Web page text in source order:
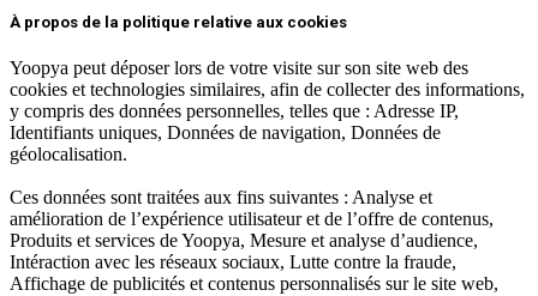
À propos de la politique relative aux cookies
Yoopya peut déposer lors de votre visite sur son site web des
cookies et technologies similaires, afin de collecter des informations,
y compris des données personnelles, telles que : Adresse IP,
Identifiants uniques, Données de navigation, Données de
géolocalisation.
Ces données sont traitées aux fins suivantes : Analyse et
amélioration de l’expérience utilisateur et de l’offre de contenus,
Produits et services de Yoopya, Mesure et analyse d’audience,
Intéraction avec les réseaux sociaux, Lutte contre la fraude,
Affichage de publicités et contenus personnalisés sur le site web,